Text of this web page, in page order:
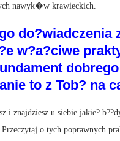
nawyk�w krawieckich.
do?wiadczenia
w?a?ciwe
to z Tob? na
i znajdziesz u siebie jakie?
o tych poprawnych